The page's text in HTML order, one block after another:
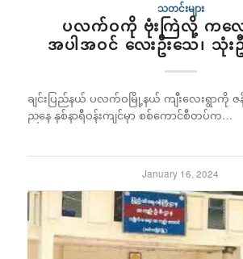
သတင်းများ
ပလက်ဝကို ဗုံးကြဲလို့ ကလေ
အပါအဝင် လေးဦးသေ၊ သုံး
ချင်းပြည်နယ် ပလက်ဝမြို့နယ် ကျီးလေးရွာကို ဇ
ညနေ နှစ်နာရီဝန်းကျင်မှာ စစ်ကောင်စီတပ်က…
January 16, 2024